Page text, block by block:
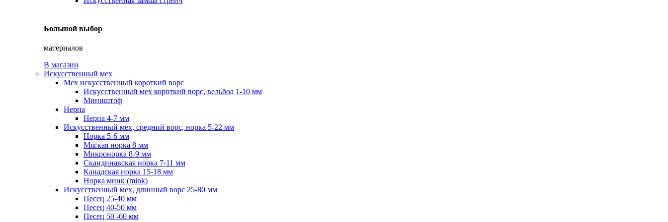
Большой выбор
материалов
В магазин
Искусственный мех
Мех искусственный короткий ворс
Искусственный мех короткий ворс, вельбоа 1-10 мм
Миништоф
Нерпа
Нерпа 4-7 мм
Искусственный мех, средний ворс, норка 5-22 мм
Норка 5-6 мм
Мягкая норка 8 мм
Микронорка 8-9 мм
Скандинавская норка 7-11 мм
Канадская норка 15-18 мм
Норка минк (mink)
Искусственный мех, длинный ворс 25-80 мм
Песец 25-40 мм
Песец 40-50 мм
Песец 50 -60 мм